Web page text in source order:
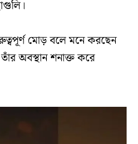
মোড় বলে মনে করছেন
অবস্থান শনাক্ত করে